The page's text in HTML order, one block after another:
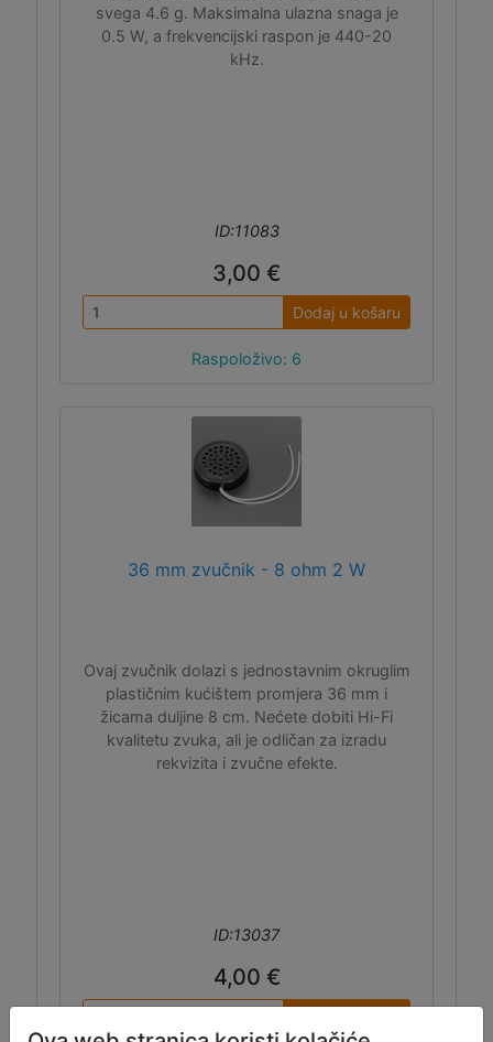
svega 4.6 g. Maksimalna ulazna snaga je
0.5 W, a frekvencijski raspon je 440-20
kHz.
ID:11083
3,00 €
Dodaj u košaru
Raspoloživo: 6
36 mm zvučnik - 8 ohm 2 W
Ovaj zvučnik dolazi s jednostavnim okruglim
plastičnim kućištem promjera 36 mm i
žicama duljine 8 cm. Nećete dobiti Hi-Fi
kvalitetu zvuka, ali je odličan za izradu
rekvizita i zvučne efekte.
ID:13037
4,00 €